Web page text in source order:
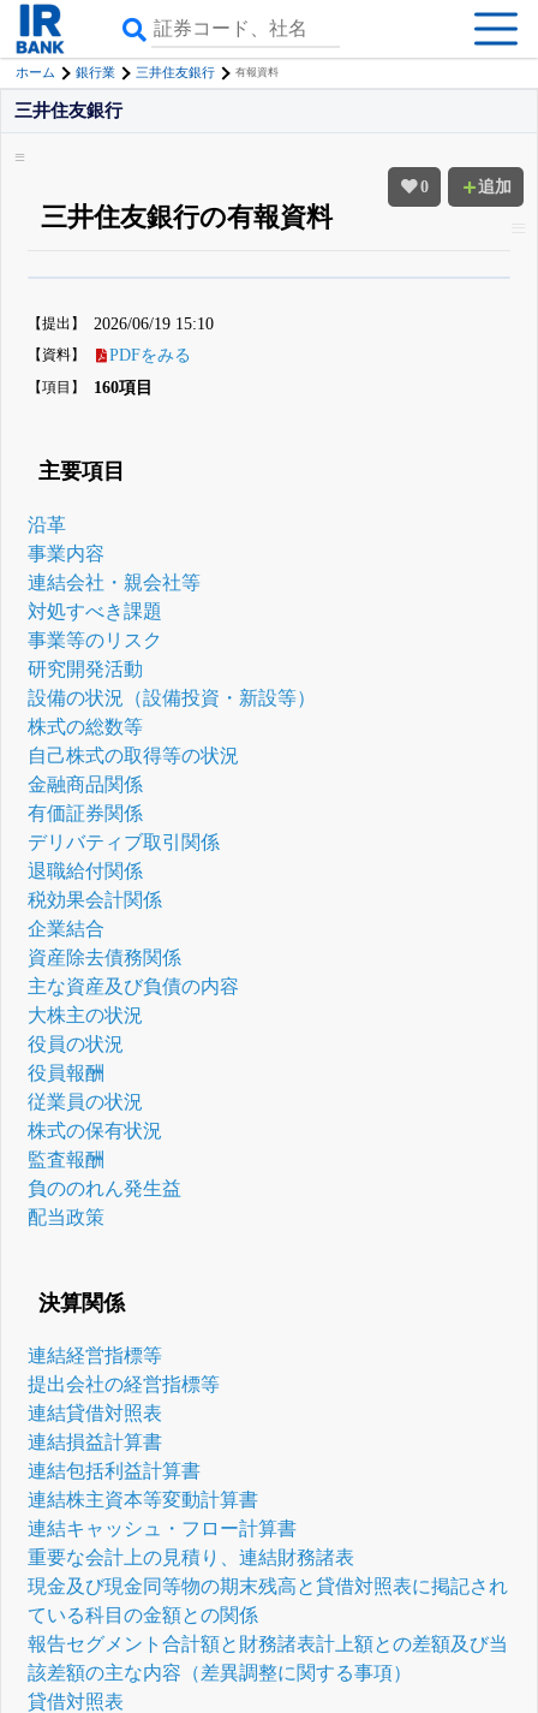
ホーム 銀行業 三井住友銀行 有報資料
0 追加
三井住友銀行
三井住友銀行の有報資料
詳しく見られる無料でβ版をはじめる
登録すると永久30%OFFと米株版の先行利用も付きます
【提出】 2026/06/19 15:10
【資料】 PDFをみる
【項目】 160項目
主要項目
沿革
事業内容
連結会社・親会社等
対処すべき課題
事業等のリスク
研究開発活動
設備の状況（設備投資・新設等）
株式の総数等
自己株式の取得等の状況
金融商品関係
有価証券関係
デリバティブ取引関係
退職給付関係
税効果会計関係
企業結合
資産除去債務関係
主な資産及び負債の内容
大株主の状況
役員の状況
役員報酬
従業員の状況
株式の保有状況
監査報酬
負ののれん発生益
配当政策
決算関係
連結経営指標等
提出会社の経営指標等
連結貸借対照表
連結損益計算書
連結包括利益計算書
連結株主資本等変動計算書
連結キャッシュ・フロー計算書
重要な会計上の見積り、連結財務諸表
現金及び現金同等物の期末残高と貸借対照表に掲記され
ている科目の金額との関係
報告セグメント合計額と財務諸表計上額との差額及び当
該差額の主な内容（差異調整に関する事項）
貸借対照表